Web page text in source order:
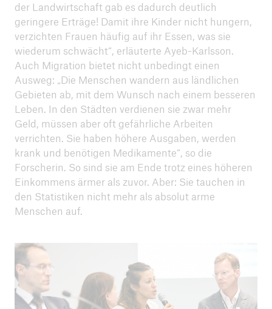
der Landwirtschaft gab es dadurch deutlich
geringere Erträge! Damit ihre Kinder nicht hungern,
verzichten Frauen häufig auf ihr Essen, was sie
wiederum schwächt“, erläuterte Ayeb-Karlsson.
Auch Migration bietet nicht unbedingt einen
Ausweg: „Die Menschen wandern aus ländlichen
Gebieten ab, mit dem Wunsch nach einem besseren
Leben. In den Städten verdienen sie zwar mehr
Geld, müssen aber oft gefährliche Arbeiten
verrichten. Sie haben höhere Ausgaben, werden
krank und benötigen Medikamente“, so die
Forscherin. So sind sie am Ende trotz eines höheren
Einkommens ärmer als zuvor. Aber: Sie tauchen in
den Statistiken nicht mehr als absolut arme
Menschen auf.
Februar 2019: Armutsfallen – Wenn Risiko Armut
verstärkt und Armut Menschen im Risiko hält
Januar 2019: Armut Global – Die Welt in der
Armutsfalle?
2019 Dialogforum spezial Hochschule München